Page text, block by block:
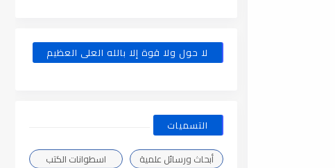
لا حول ولا قوة إلا بالله العلى العظيم
التسميات
أبحاث ورسائل علمية
اسطوانات الكتب